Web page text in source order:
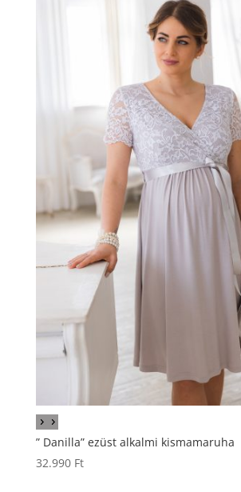
” Danilla” ezüst alkalmi kismamaruha
32.990 Ft